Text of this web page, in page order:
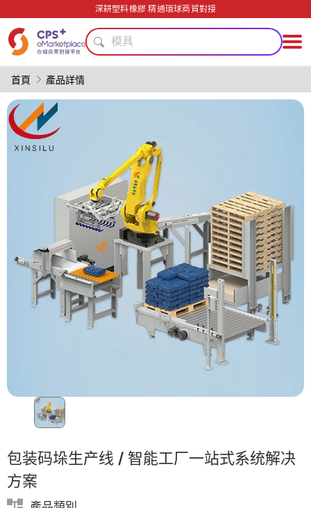
深耕塑料橡膠 精通環球商貿對接
單一材料
模具
綠色成型方案
PVC
客制化
PET
單一材料
高阻隔
模具
綠色成型方案
PP
PVC
節能
數字化生產
客制化
首頁 產品詳情
包装码垛生产线 / 智能工厂一站式系统解决
方案